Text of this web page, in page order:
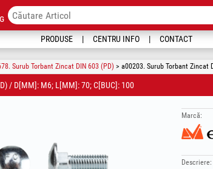
PRODUSE CENTRU INFO CONTACT
Surub Torbant Zincat DIN 603 (PD) > a00203. Surub Torbant Zincat
/ D[MM]: M6; L[MM]: 70; C[BUC]: 100
Marcă:
Descriere: